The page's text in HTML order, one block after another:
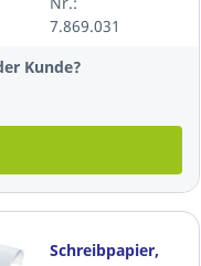
Packung à 100
Stück
7.869.031
Kunde?
Schreibpapier,